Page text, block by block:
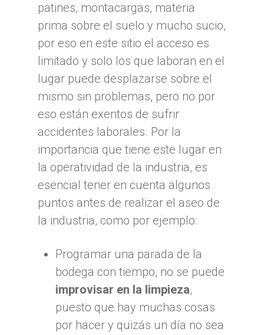
patines, montacargas, materia
prima sobre el suelo y mucho sucio,
por eso en este sitio el acceso es
limitado y solo los que laboran en el
lugar puede desplazarse sobre el
mismo sin problemas, pero no por
eso están exentos de sufrir
accidentes laborales. Por la
importancia que tiene este lugar en
la operatividad de la industria, es
esencial tener en cuenta algunos
puntos antes de realizar el aseo de
la industria, como por ejemplo:
Programar una parada de la
bodega con tiempo, no se puede
improvisar en la limpieza,
puesto que hay muchas cosas
por hacer y quizás un día no sea